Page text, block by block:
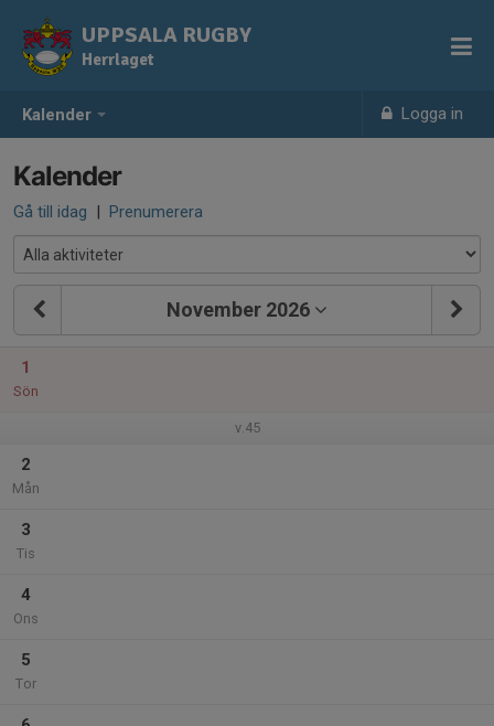
Kalender Logga in
UPPSALA RUGBY
Herrlaget
Kalender
Gå till idag | Prenumerera
November 2026
1
Sön
v.45
2
Mån
3
Tis
4
Ons
5
Tor